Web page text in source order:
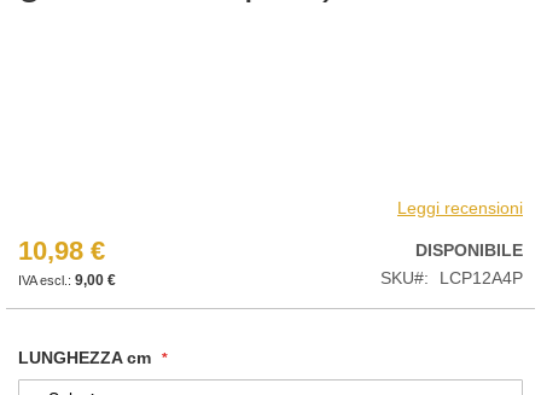
Leggi recensioni
10,98 €
9,00 €
DISPONIBILE
SKU
LCP12A4P
LUNGHEZZA cm